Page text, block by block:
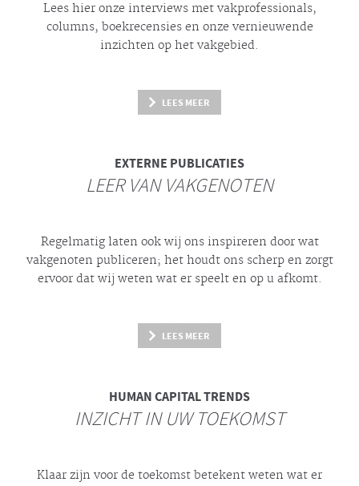
Lees hier onze interviews met vakprofessionals,
columns, boekrecensies en onze vernieuwende
inzichten op het vakgebied.
LEES MEER
EXTERNE PUBLICATIES
LEER VAN VAKGENOTEN
Regelmatig laten ook wij ons inspireren door wat
vakgenoten publiceren; het houdt ons scherp en zorgt
ervoor dat wij weten wat er speelt en op u afkomt.
LEES MEER
HUMAN CAPITAL TRENDS
INZICHT IN UW TOEKOMST
Klaar zijn voor de toekomst betekent weten wat er